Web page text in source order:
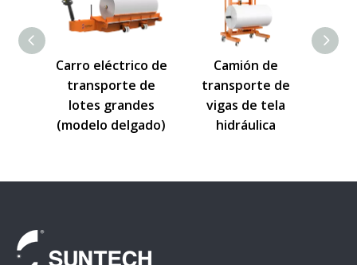
eléctrico de
de
grandes
delgado)
Camión de
transporte de
vigas de tela
hidráulica
Carro para
rollos de tela
(carga pesada)